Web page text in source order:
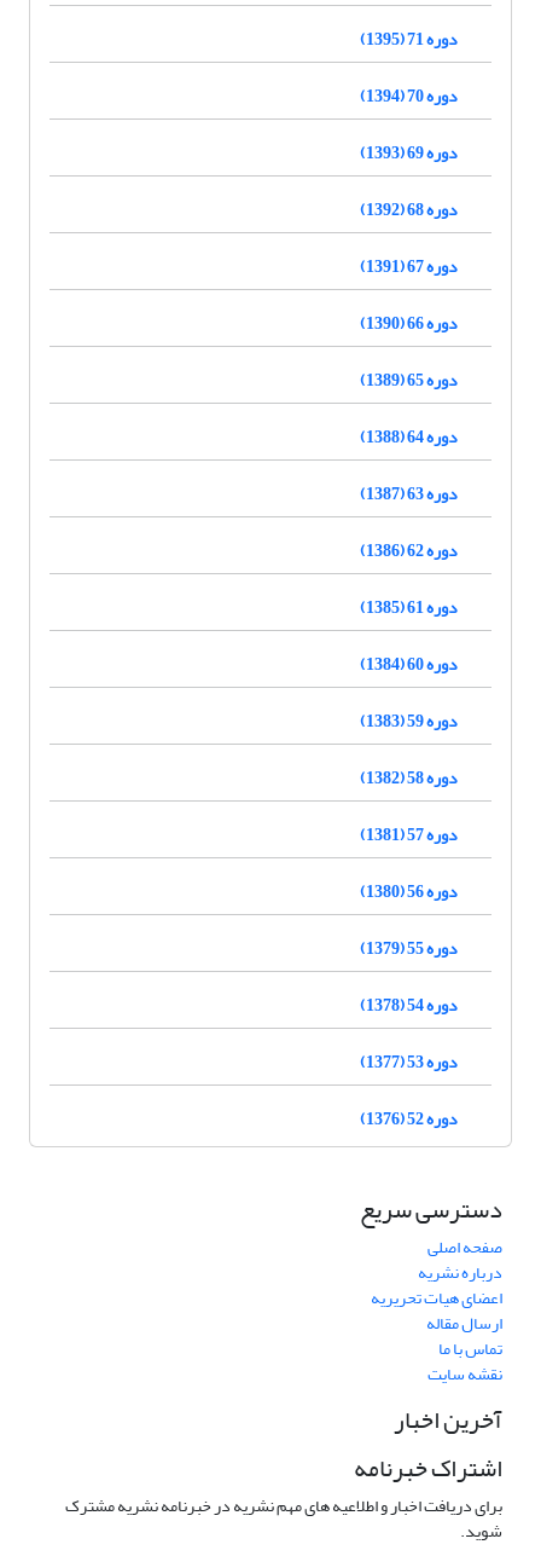
دوره 71 (1395)
دوره 70 (1394)
دوره 69 (1393)
دوره 68 (1392)
دوره 67 (1391)
دوره 66 (1390)
دوره 65 (1389)
دوره 64 (1388)
دوره 63 (1387)
دوره 62 (1386)
دوره 61 (1385)
دوره 60 (1384)
دوره 59 (1383)
دوره 58 (1382)
دوره 57 (1381)
دوره 56 (1380)
دوره 55 (1379)
دوره 54 (1378)
دوره 53 (1377)
دوره 52 (1376)
دسترسی سریع
صفحه اصلی
درباره نشریه
اعضای هیات تحریریه
ارسال مقاله
تماس با ما
نقشه سایت
آخرین اخبار
اشتراک خبرنامه
برای دریافت اخبار و اطلاعیه های مهم نشریه در خبرنامه نشریه مشترک
شوید.